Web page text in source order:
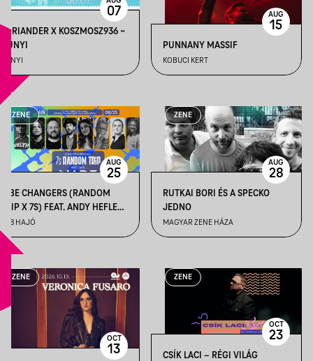
KORIANDER X KOSZMOSZ936 ~
DUNYI
DUNYI
07
PUNNANY MASSIF
KOBUCI KERT
AUG
15
ZENE
VIBE CHANGERS (RANDOM
TRIP X 7S) FEAT. ANDY HEFLER
(KÉKNYÚL) X VÉGH JANKA +
DJ Q-CEE
A38 HAJÓ
AUG
25
ZENE
RUTKAI BORI ÉS A SPECKO
JEDNO
MAGYAR ZENE HÁZA
AUG
28
ZENE
OCT
13
ZENE
CSÍK LACI – RÉGI VILÁG
OCT
23